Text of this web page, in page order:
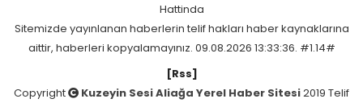
Hattinda
Sitemizde yayınlanan haberlerin telif hakları haber kaynaklarına
aittir, haberleri kopyalamayınız. 09.08.2026 13:33:36. #1.14#
[Rss]
Copyright
Kuzeyin Sesi Aliağa Yerel Haber Sitesi2019 Telif